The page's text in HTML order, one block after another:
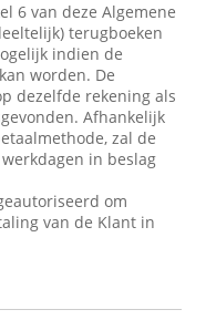
6 van deze Algemene
terugboeken
indien de
worden. De
dezelfde rekening als
Afhankelijk
zal de
in beslag
om
van de Klant in